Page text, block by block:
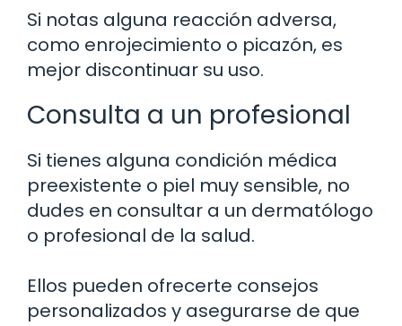
Si notas alguna reacción adversa,
como enrojecimiento o picazón, es
mejor discontinuar su uso.
Consulta a un profesional
Si tienes alguna condición médica
preexistente o piel muy sensible, no
dudes en consultar a un dermatólogo
o profesional de la salud.
Ellos pueden ofrecerte consejos
personalizados y asegurarse de que